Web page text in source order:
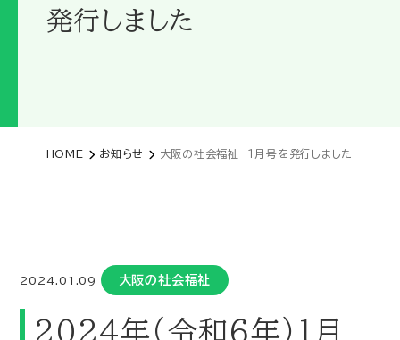
発行しました
HOME お知らせ 大阪の社会福祉 １月号を発行しました
2024.01.09 大阪の社会福祉
202４年（令和６年）１月